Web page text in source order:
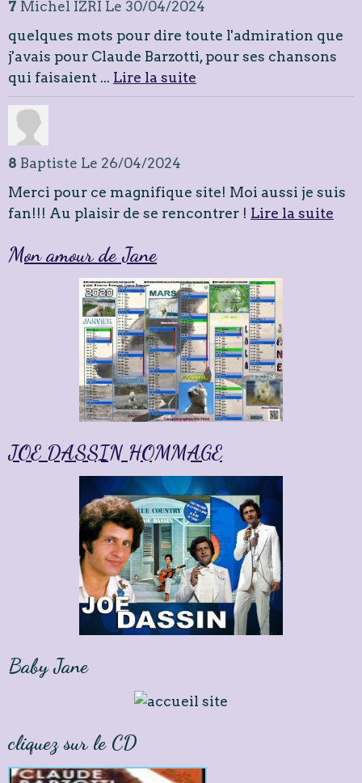
7 Michel IZRI Le 30/04/2024
quelques mots pour dire toute l'admiration que
j'avais pour Claude Barzotti, pour ses chansons
qui faisaient ... Lire la suite
8 Baptiste Le 26/04/2024
Merci pour ce magnifique site! Moi aussi je suis
fan!!! Au plaisir de se rencontrer ! Lire la suite
Mon amour de Jane
JOE DASSIN HOMMAGE
Baby Jane
cliquez sur le CD